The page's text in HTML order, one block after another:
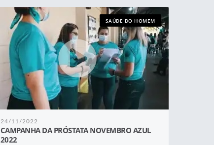
24/11/2022
CAMPANHA DA PRÓSTATA NOVEMBRO AZUL
2022
SAÚDE DO HOMEM